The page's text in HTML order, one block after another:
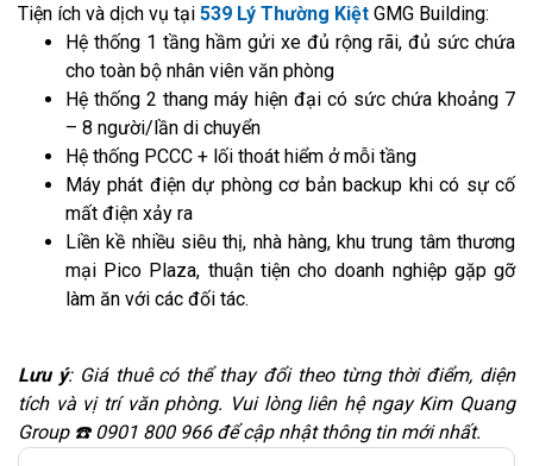
Tiện ích và dịch vụ tại 539 Lý Thường Kiệt GMG Building:
Hệ thống 1 tầng hầm gửi xe đủ rộng rãi, đủ sức chứa
cho toàn bộ nhân viên văn phòng
Hệ thống 2 thang máy hiện đại có sức chứa khoảng 7
– 8 người/lần di chuyển
Hệ thống PCCC + lối thoát hiểm ở mỗi tầng
Máy phát điện dự phòng cơ bản backup khi có sự cố
mất điện xảy ra
Liền kề nhiều siêu thị, nhà hàng, khu trung tâm thương
mại Pico Plaza, thuận tiện cho doanh nghiệp gặp gỡ
làm ăn với các đối tác.
Lưu ý: Giá thuê có thể thay đổi theo từng thời điểm, diện
tích và vị trí văn phòng. Vui lòng liên hệ ngay Kim Quang
Group ☎️ 0901 800 966 để cập nhật thông tin mới nhất.